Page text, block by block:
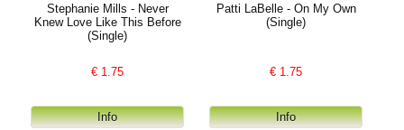
Stephanie Mills - Never
Knew Love Like This Before
(Single)
€ 1.75
Patti LaBelle - On My Own
(Single)
€ 1.75